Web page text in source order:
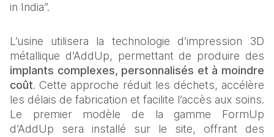
in India”.
L’usine utilisera la technologie d’impression 3D
implants complexes, personnalisés et à moindre
coût. Cette approche réduit les déchets, accélère
les délais de fabrication et facilite l’accès aux soins.
Le premier modèle de la gamme FormUp
d’AddUp sera installé sur le site, offrant des